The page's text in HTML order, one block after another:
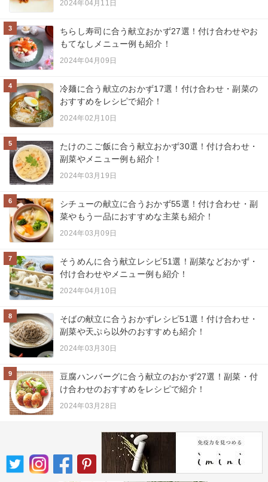
2024年04月11日
3
ちらし寿司に合う献立おかず27選！付け合わせやお
もてなしメニュー例も紹介！
2024年04月09日
4
冷麺に合う献立のおかず17選！付け合わせ・副菜の
おすすめをレシピで紹介！
2024年02月10日
5
たけのこご飯に合う献立おかず30選！付け合わせ・
副菜やメニュー例も紹介！
2024年03月19日
6
シチューの献立に合うおかず55選！付け合わせ・副
菜やもう一品におすすめな主菜も紹介！
2024年03月09日
7
そうめんに合う献立レシピ51選！副菜などおかず・
付け合わせやメニュー例も紹介！
2024年04月10日
8
そばの献立に合うおかずレシピ51選！付け合わせ・
副菜や天ぷら以外のおすすめも紹介！
2024年03月30日
9
豆腐ハンバーグに合う献立のおかず27選！副菜・付
け合わせのおすすめをレシピで紹介！
2024年03月28日